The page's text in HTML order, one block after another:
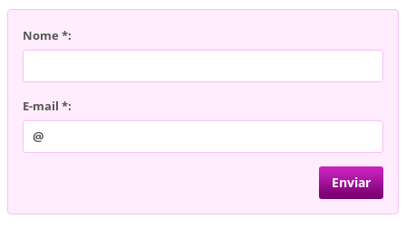
Nome *:
E-mail *: